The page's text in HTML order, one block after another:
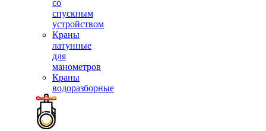
со
спускным
устройством
Краны
латунные
для
манометров
Краны
водоразборные